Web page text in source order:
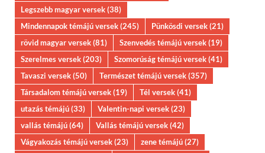
Legszebb magyar versek(38)
Mindennapok témájú versek(245) Pünkösdi versek(21)
rövid magyar versek(81) Szenvedés témájú versek(19)
Szerelmes versek(203) Szomorúság témájú versek(41)
Tavaszi versek(50) Természet témájú versek(357)
Társadalom témájú versek(19) Tél versek(41)
utazás témájú(33) Valentin-napi versek(23)
vallás témájú(64) Vallás témájú versek(42)
Vágyakozás témájú versek(23) zene témájú(27)